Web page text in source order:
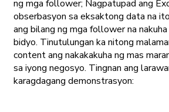
ng mga follower; Nagpatupad ang
obserbasyon sa eksaktong data na
ang bilang ng mga follower na
bidyo. Tinutulungan ka nitong
content ang nakakakuha ng mas
sa iyong negosyo. Tingnan ang
karagdagang demonstrasyon: